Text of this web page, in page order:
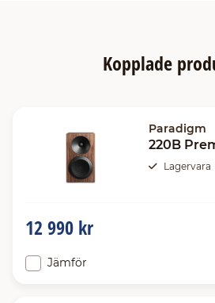
Kopplade
Paradigm
220B
Lagervara
12 990 kr
Jämför